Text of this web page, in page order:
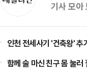
기사 모아
인천 전세사기 '건축왕' 추
함께 술 마신 친구 몸 눌